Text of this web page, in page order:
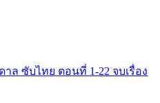
าล ซับไทย ตอนที่ 1-22 จบเรื่อง